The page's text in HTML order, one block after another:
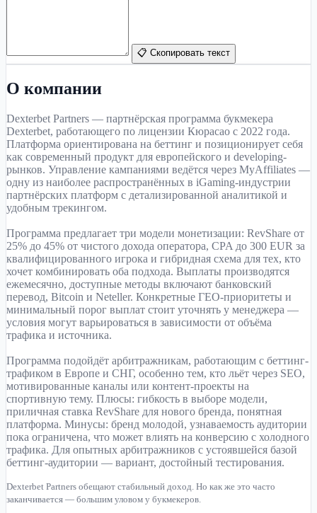
📋 Скопировать текст
О компании
Dexterbet Partners — партнёрская программа букмекера
Dexterbet, работающего по лицензии Кюрасао с 2022 года.
Платформа ориентирована на беттинг и позиционирует себя
как современный продукт для европейского и developing-
рынков. Управление кампаниями ведётся через MyAffiliates —
одну из наиболее распространённых в iGaming-индустрии
партнёрских платформ с детализированной аналитикой и
удобным трекингом.
Программа предлагает три модели монетизации: RevShare от
25% до 45% от чистого дохода оператора, CPA до 300 EUR за
квалифицированного игрока и гибридная схема для тех, кто
хочет комбинировать оба подхода. Выплаты производятся
ежемесячно, доступные методы включают банковский
перевод, Bitcoin и Neteller. Конкретные ГЕО-приоритеты и
минимальный порог выплат стоит уточнять у менеджера —
условия могут варьироваться в зависимости от объёма
трафика и источника.
Программа подойдёт арбитражникам, работающим с беттинг-
трафиком в Европе и СНГ, особенно тем, кто льёт через SEO,
мотивированные каналы или контент-проекты на
спортивную тему. Плюсы: гибкость в выборе модели,
приличная ставка RevShare для нового бренда, понятная
платформа. Минусы: бренд молодой, узнаваемость аудитории
пока ограничена, что может влиять на конверсию с холодного
трафика. Для опытных арбитражников с устоявшейся базой
беттинг-аудитории — вариант, достойный тестирования.
Dexterbet Partners обещают стабильный доход. Но как же это часто
заканчивается — большим уловом у букмекеров.